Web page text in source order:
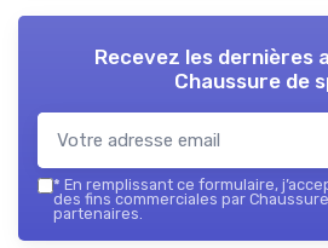
Recevez les dernières
Chaussure de
* En remplissant ce formulaire,
des fins commerciales par
partenaires.